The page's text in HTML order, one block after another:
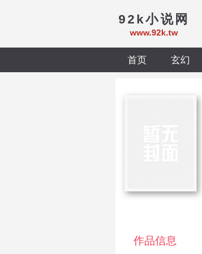
92k小说网
www.92k.tw
首页 玄幻
作品信息